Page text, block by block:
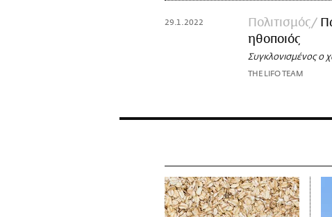
29.1.2022 Πολιτισμός
ηθοποιός
Συγκλονισμένος ο
THE LIFO TEAM